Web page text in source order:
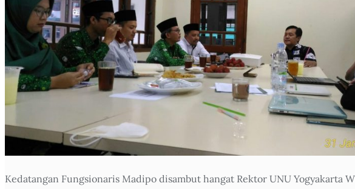
Kedatangan Fungsionaris Madipo disambut hangat Rektor UNU Yogyakarta